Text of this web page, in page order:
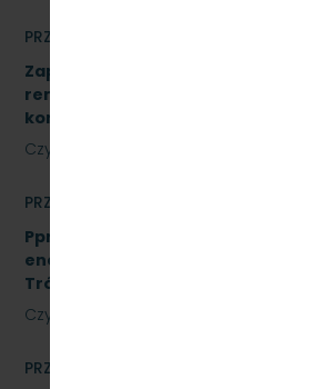
PRZETARGI
Zapytanie ofertowe na wykonanie
remontowych polegających na
konferencyjnej w systemie ALU.
Czytaj dalej
PRZETARGI
Pprzetarg nieograniczonego na
energetycznego dla PKP Szybka
Trójmieście Sp. z o.o. - znak:
Czytaj dalej
PRZETARGI